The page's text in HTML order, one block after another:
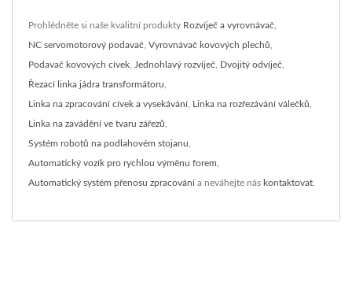
Prohlédněte si naše kvalitní produkty Rozvíječ a vyrovnávač
NC servomotorový podavač Vyrovnávač kovových plechů
Podavač kovových cívek Jednohlavý rozvíječ Dvojitý odvíječ
Řezací linka jádra transformátoru
Linka na zpracování cívek a vysekávání Linka na rozřezávání válečků
Linka na zavádění ve tvaru zářezů
Systém robotů na podlahovém stojanu
Automatický vozík pro rychlou výměnu forem
Automatický systém přenosu zpracování a neváhejte nás kontaktovat